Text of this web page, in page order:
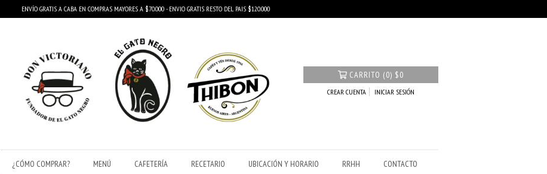
ENVÍO GRATIS A CABA EN COMPRAS MAYORES A $70.000 - ENVIO GRATIS RESTO DEL PAIS $120.000
CARRITO (0) $0
CREAR CUENTA INICIAR SESIÓN
¿CÓMO COMPRAR? MENÚ CAFETERÍA RECETARIO UBICACIÓN Y HORARIO RRHH CONTACTO